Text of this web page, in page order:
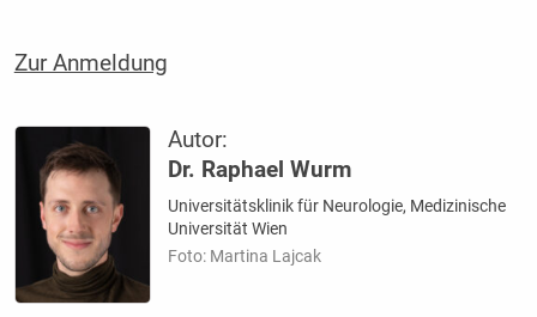
Zur Anmeldung
Autor:
Dr. Raphael Wurm
Universitätsklinik für Neurologie, Medizinische
Universität Wien
Foto: Martina Lajcak